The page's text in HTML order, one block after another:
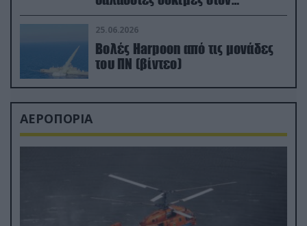
απαιτητικό Βισκαϊκό
25.06.2026
Βολές Harpoon από τις μονάδες
του ΠΝ (βίντεο)
ΑΕΡΟΠΟΡΙΑ